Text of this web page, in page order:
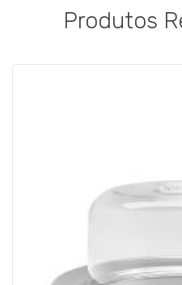
Produtos